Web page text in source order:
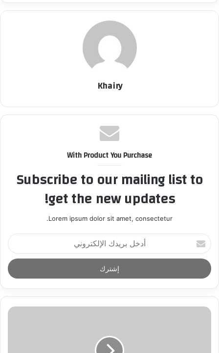
Khairy
With Product You Purchase
Subscribe to our mailing list to
get the new updates!
Lorem ipsum dolor sit amet, consectetur.
أ
د
خ
ل
ر
د